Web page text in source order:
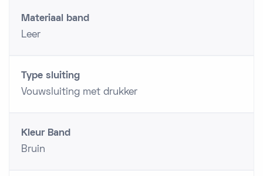
Materiaal band
Leer
Type sluiting
Vouwsluiting met drukker
Kleur Band
Bruin